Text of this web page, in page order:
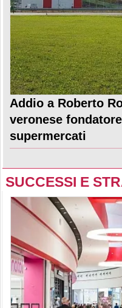
Addio a Roberto
veronese
supermercati
SUCCESSI E